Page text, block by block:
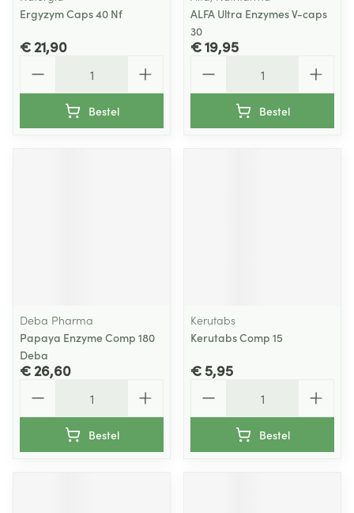
Ergyzym Caps 40 Nf
€ 21,90
Bestel
ALFA Ultra Enzymes V-caps
30
€ 19,95
Bestel
Deba Pharma
Papaya Enzyme Comp 180
Deba
€ 26,60
Bestel
Kerutabs
Kerutabs Comp 15
€ 5,95
Bestel